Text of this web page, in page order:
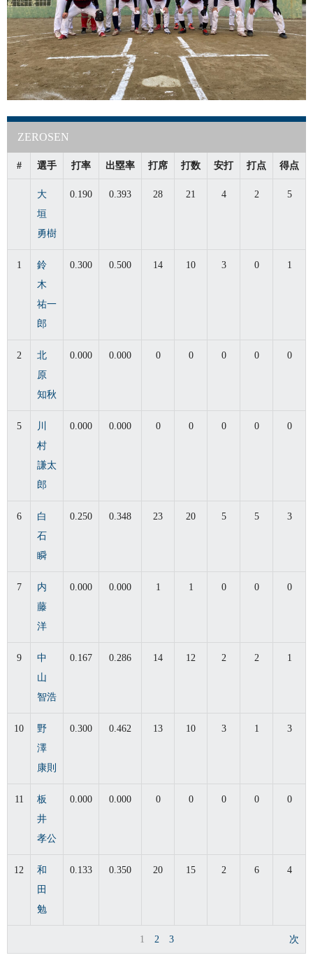
ZEROSEN
# 選手 打率 出塁率 打席 打数 安打 打点 得点
大
垣
勇樹
0.190 0.393 28 21 4 2 5
1
鈴
木
祐一
郎
0.300 0.500 14 10 3 0 1
2
北
原
知秋
0.000 0.000 0 0 0 0 0
5
川
村
謙太
郎
0.000 0.000 0 0 0 0 0
6
白
石
瞬
0.250 0.348 23 20 5 5 3
7
内
藤
洋
0.000 0.000 1 1 0 0 0
9
中
山
智浩
0.167 0.286 14 12 2 2 1
10
野
澤
康則
0.300 0.462 13 10 3 1 3
11
板
井
孝公
0.000 0.000 0 0 0 0 0
12
和
田
勉
0.133 0.350 20 15 2 6 4
1 2 3 次